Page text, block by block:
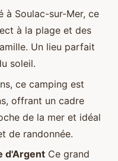
à Soulac-sur-Mer, ce
à la plage et des
Un lieu parfait
soleil.
ce camping est
offrant un cadre
de la mer et idéal
de randonnée.
d'Argent Ce grand